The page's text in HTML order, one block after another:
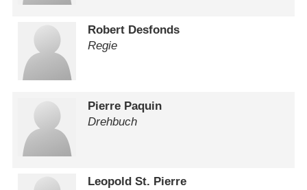
Robert Desfonds
Regie
Pierre Paquin
Drehbuch
Leopold St. Pierre